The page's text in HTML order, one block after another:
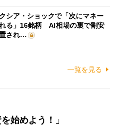
シア・ショックで「次にマネー
る」16銘柄 AI相場の裏で割安
され…
一覧を見る
始めよう！」